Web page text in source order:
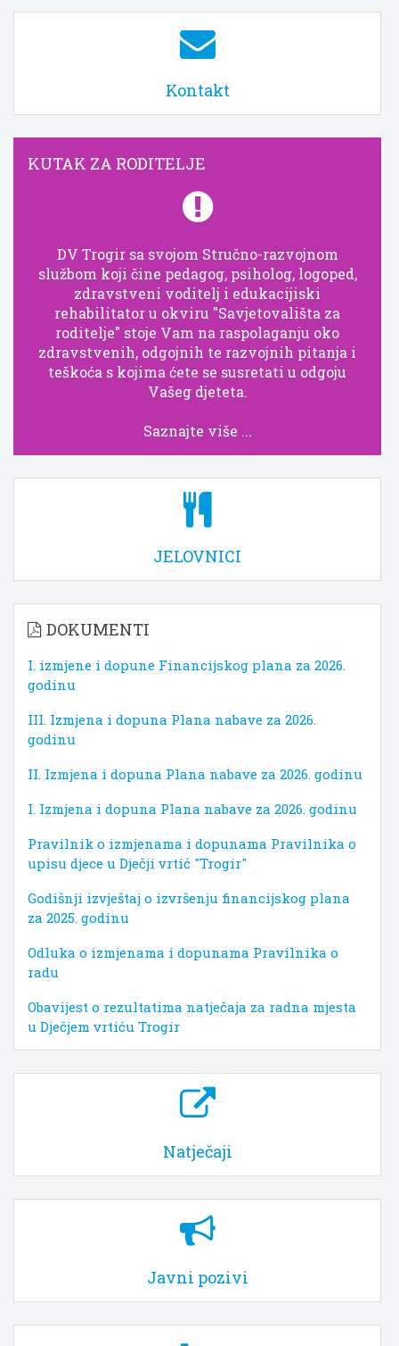
Kontakt
KUTAK ZA RODITELJE
DV Trogir sa svojom Stručno-razvojnom
službom koji čine pedagog, psiholog, logoped,
zdravstveni voditelj i edukacijiski
rehabilitator u okviru "Savjetovališta za
roditelje" stoje Vam na raspolaganju oko
zdravstvenih, odgojnih te razvojnih pitanja i
teškoća s kojima ćete se susretati u odgoju
Vašeg djeteta.
Saznajte više ...
JELOVNICI
DOKUMENTI
I. izmjene i dopune Financijskog plana za 2026.
godinu
III. Izmjena i dopuna Plana nabave za 2026.
godinu
II. Izmjena i dopuna Plana nabave za 2026. godinu
I. Izmjena i dopuna Plana nabave za 2026. godinu
Pravilnik o izmjenama i dopunama Pravilnika o
upisu djece u Dječji vrtić "Trogir"
Godišnji izvještaj o izvršenju financijskog plana
za 2025. godinu
Odluka o izmjenama i dopunama Pravilnika o
radu
Obavijest o rezultatima natječaja za radna mjesta
u Dječjem vrtiću Trogir
Natječaji
Javni pozivi